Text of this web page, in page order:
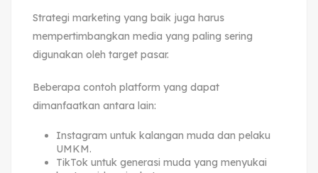
Strategi marketing yang baik juga harus
mempertimbangkan media yang paling sering
digunakan oleh target pasar.
Beberapa contoh platform yang dapat
dimanfaatkan antara lain:
Instagram untuk kalangan muda dan pelaku
UMKM.
TikTok untuk generasi muda yang menyukai